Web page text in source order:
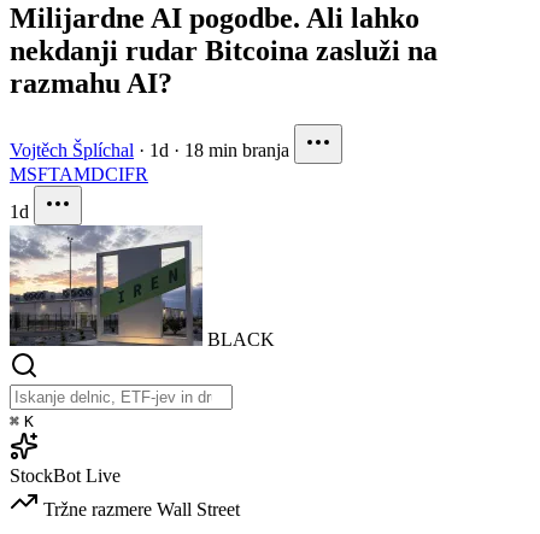
Milijardne AI pogodbe. Ali lahko
nekdanji rudar Bitcoina zasluži na
razmahu AI?
Vojtěch Šplíchal · 1d · 18 min branja
MSFTAMDCIFR
1d
BLACK
⌘ K
StockBot Live
Tržne razmere Wall Street